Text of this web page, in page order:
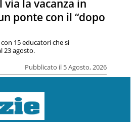
via la vacanza in
ponte con il “dopo
Pubblicato il 5 Agosto, 2026
15 educatori che si
23 agosto.